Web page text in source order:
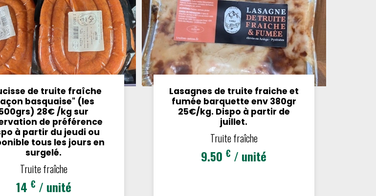
de truite fraîche
basquaise" (les
28€ /kg sur
de préférence
à partir du jeudi ou
tous les jours en
surgelé.
Truite fraîche
14 € / unité
Lasagnes de truite fraiche et
fumée barquette env 380gr
25€/kg. Dispo à partir de
juillet.
Truite fraîche
9.50 € / unité